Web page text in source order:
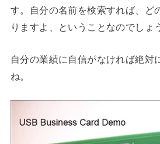
す。自分の名前を検索すれば、ど
りますよ、ということなのでしょ
自分の業績に自信がなければ絶対
ね。